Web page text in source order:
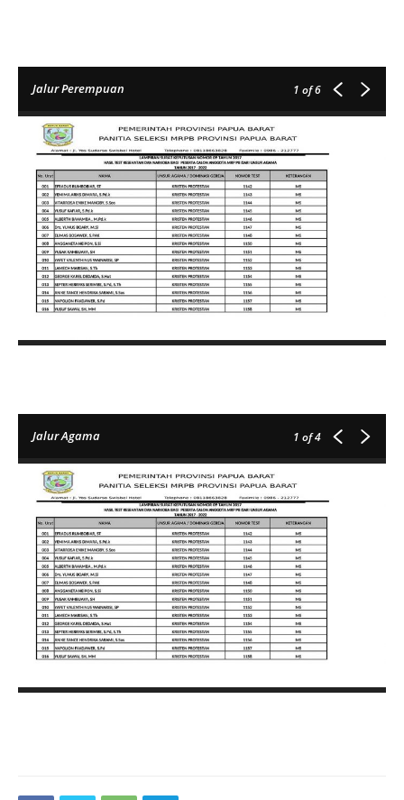
Jalur Perempuan 1 of 6
Jalur Agama 1 of 4